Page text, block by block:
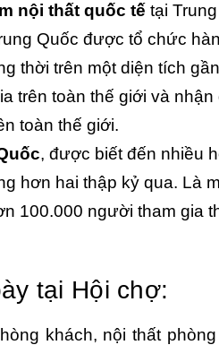
nội thất quốc tế tại
Quốc được tổ chức
thời trên một diện tích
trên toàn thế giới và
toàn thế giới.
, được biết đến nhiều
hơn hai thập kỷ qua. Là
100.000 người tham gia
tại Hội chợ:
khách, nội thất